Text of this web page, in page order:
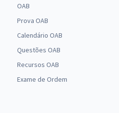
OAB
Prova OAB
Calendário OAB
Questões OAB
Recursos OAB
Exame de Ordem